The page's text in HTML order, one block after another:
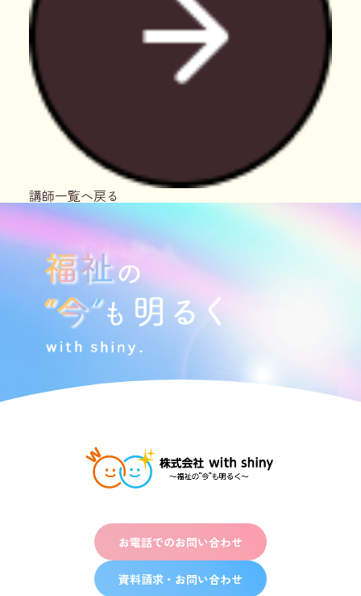
講師一覧へ戻る
お電話でのお問い合わせ
資料請求・お問い合わせ